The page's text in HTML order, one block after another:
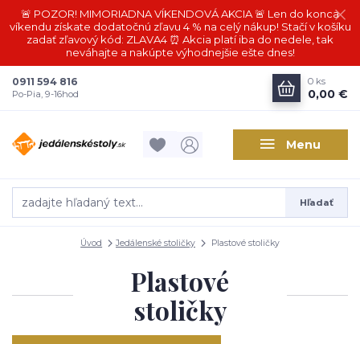
🚨 POZOR! MIMORIADNA VÍKENDOVÁ AKCIA 🚨 Len do konca
víkendu získate dodatočnú zľavu 4 % na celý nákup! Stačí v košíku
zadať zľavový kód: ZLAVA4 ⏰ Akcia platí iba do nedele, tak
neváhajte a nakúpte výhodnejšie ešte dnes!
Menu
Hľadať
0911 594 816
Po-Pia, 9-16hod
0 ks
0,00 €
Úvod Jedálenské stoličky Plastové stoličky
Plastové
stoličky